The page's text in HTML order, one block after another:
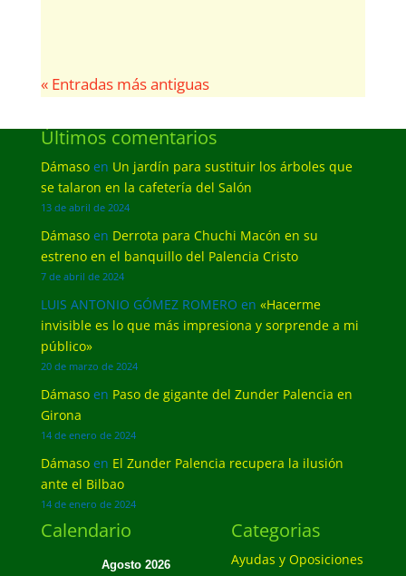
« Entradas más antiguas
Últimos comentarios
Dámasoen Un jardín para sustituir los árboles que
se talaron en la cafetería del Salón
13 de abril de 2024
Dámasoen Derrota para Chuchi Macón en su
estreno en el banquillo del Palencia Cristo
7 de abril de 2024
LUIS ANTONIO GÓMEZ ROMERO en «Hacerme
invisible es lo que más impresiona y sorprende a mi
público»
20 de marzo de 2024
Dámasoen Paso de gigante del Zunder Palencia en
Girona
14 de enero de 2024
Dámasoen El Zunder Palencia recupera la ilusión
ante el Bilbao
14 de enero de 2024
Calendario
Agosto 2026
Categorias
Ayudas y Oposiciones